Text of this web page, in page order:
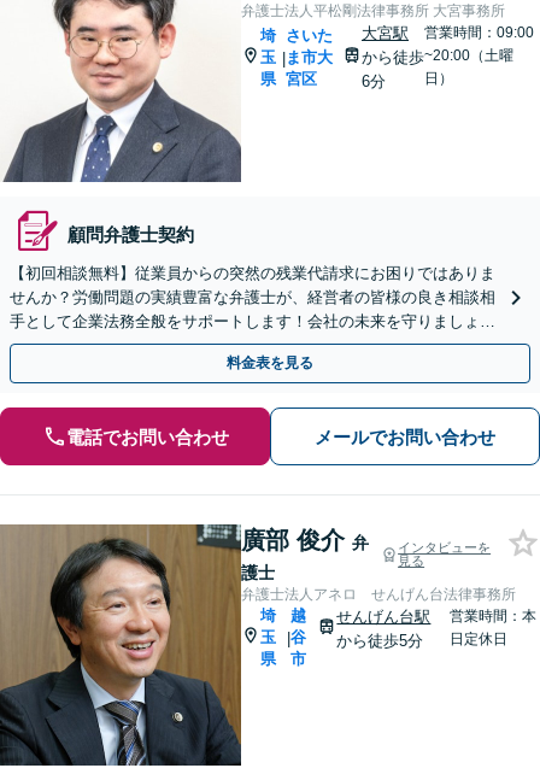
弁護士法人平松剛法律事務所 大宮事務所
埼
玉
県
|
さいた
ま市大
宮区
大宮駅
から徒歩
6分
営業時間：09:00
~20:00（土曜
日）
顧問弁護士契約
【初回相談無料】従業員からの突然の残業代請求にお困りではありま
せんか？労働問題の実績豊富な弁護士が、経営者の皆様の良き相談相
手として企業法務全般をサポートします！会社の未来を守りましょう
【電話・WEB相談可】【夜間や休日相談可】
料金表を見る
電話でお問い合わせ メールでお問い合わせ
廣部 俊介 弁
護士
インタビューを
見る
弁護士法人アネロ せんげん台法律事務所
埼
玉
県
|
越
谷
市
せんげん台駅
から徒歩5分
営業時間：本
日定休日